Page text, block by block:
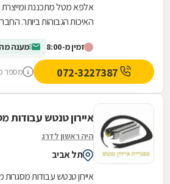
אלפא מטל מתכננת ומייצרת
האיכות הגבוהות ביותר.
מספקת...
זמין מ-8:00 מענה
מספר
איירון טנטש עבודות
היה ראשון לדרג
תל אביב
איירון טנטש עבודות